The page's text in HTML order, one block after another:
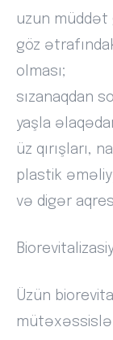
uzun müddət
göz
olması;
sızanaqdan
yaşla
üz qırışları,
plastik
və digər
Üzün